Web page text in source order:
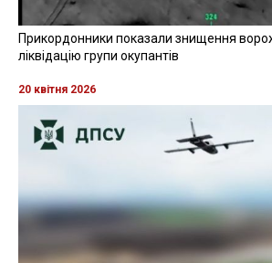
Прикордонники показали знищення
ліквідацію групи окупантів
20 квітня 2026